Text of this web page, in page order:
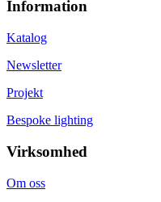
Information
Katalog
Newsletter
Projekt
Bespoke lighting
Virksomhed
Om oss